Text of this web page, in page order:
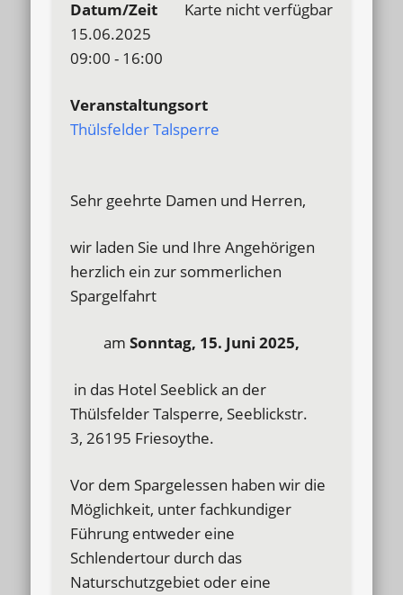
Karte nicht verfügbar
Datum/Zeit
15.06.2025
09:00 - 16:00
Veranstaltungsort
Thülsfelder Talsperre
Sehr geehrte Damen und Herren,
wir laden Sie und Ihre Angehörigen
herzlich ein zur sommerlichen
Spargelfahrt
am Sonntag, 15. Juni 2025,
in das Hotel Seeblick an der
Thülsfelder Talsperre, Seeblickstr.
3, 26195 Friesoythe.
Vor dem Spargelessen haben wir die
Möglichkeit, unter fachkundiger
Führung entweder eine
Schlendertour durch das
Naturschutzgebiet oder eine